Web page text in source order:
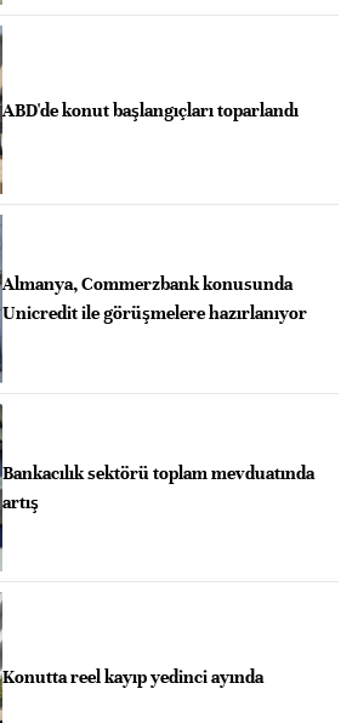
ABD'de konut başlangıçları toparlandı
Almanya, Commerzbank konusunda
Unicredit ile görüşmelere hazırlanıyor
Bankacılık sektörü toplam mevduatında
artış
Konutta reel kayıp yedinci ayında